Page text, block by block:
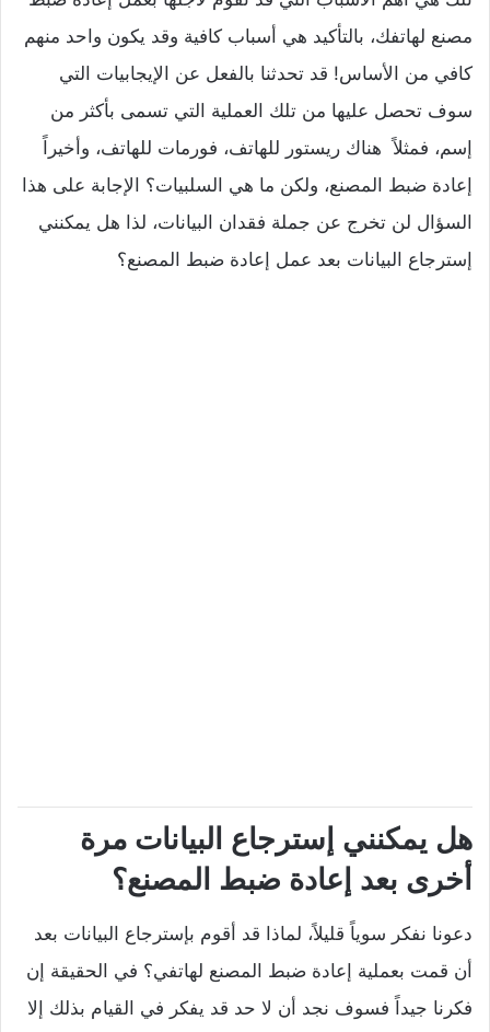
مصنع لهاتفك، بالتأكيد هي أسباب كافية وقد يكون واحد منهم
كافي من الأساس! قد تحدثنا بالفعل عن الإيجابيات التي
سوف تحصل عليها من تلك العملية التي تسمى بأكثر من
إسم، فمثلاً هناك ريستور للهاتف، فورمات للهاتف، وأخيراً
إعادة ضبط المصنع، ولكن ما هي السلبيات؟ الإجابة على هذا
السؤال لن تخرج عن جملة فقدان البيانات، لذا هل يمكنني
إسترجاع البيانات بعد عمل إعادة ضبط المصنع؟
هل يمكنني إسترجاع البيانات مرة
أخرى بعد إعادة ضبط المصنع؟
دعونا نفكر سوياً قليلاً، لماذا قد أقوم بإسترجاع البيانات بعد
أن قمت بعملية إعادة ضبط المصنع لهاتفي؟ في الحقيقة إن
فكرنا جيداً فسوف نجد أن لا حد قد يفكر في القيام بذلك إلا